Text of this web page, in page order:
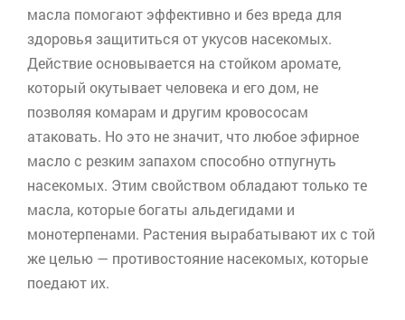
масла помогают эффективно и без вреда для
здоровья защититься от укусов насекомых.
Действие основывается на стойком аромате,
который окутывает человека и его дом, не
позволяя комарам и другим кровососам
атаковать. Но это не значит, что любое эфирное
масло с резким запахом способно отпугнуть
насекомых. Этим свойством обладают только те
масла, которые богаты альдегидами и
монотерпенами. Растения вырабатывают их с той
же целью — противостояние насекомых, которые
поедают их.